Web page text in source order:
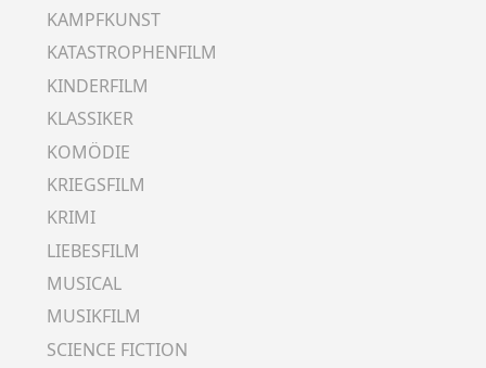
KAMPFKUNST
KATASTROPHENFILM
KINDERFILM
KLASSIKER
KOMÖDIE
KRIEGSFILM
KRIMI
LIEBESFILM
MUSICAL
MUSIKFILM
SCIENCE FICTION